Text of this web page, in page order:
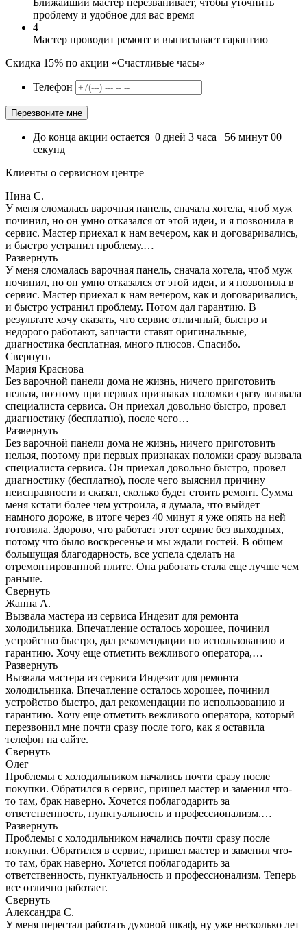
Ближайший мастер перезванивает, чтобы уточнить
проблему и удобное для вас время
4
Мастер проводит ремонт и выписывает гарантию
Скидка 15% по акции «Счастливые часы»
Телефон
До конца акции остается 0 дней 3 часа 56 минут 00
секунд
Клиенты о сервисном центре
Нина С.
У меня сломалась варочная панель, сначала хотела, чтоб муж
починил, но он умно отказался от этой идеи, и я позвонила в
сервис. Мастер приехал к нам вечером, как и договаривались,
и быстро устранил проблему.…
Развернуть
У меня сломалась варочная панель, сначала хотела, чтоб муж
починил, но он умно отказался от этой идеи, и я позвонила в
сервис. Мастер приехал к нам вечером, как и договаривались,
и быстро устранил проблему. Потом дал гарантию. В
результате хочу сказать, что сервис отличный, быстро и
недорого работают, запчасти ставят оригинальные,
диагностика бесплатная, много плюсов. Спасибо.
Свернуть
Мария Краснова
Без варочной панели дома не жизнь, ничего приготовить
нельзя, поэтому при первых признаках поломки сразу вызвала
специалиста сервиса. Он приехал довольно быстро, провел
диагностику (бесплатно), после чего…
Развернуть
Без варочной панели дома не жизнь, ничего приготовить
нельзя, поэтому при первых признаках поломки сразу вызвала
специалиста сервиса. Он приехал довольно быстро, провел
диагностику (бесплатно), после чего выяснил причину
неисправности и сказал, сколько будет стоить ремонт. Сумма
меня кстати более чем устроила, я думала, что выйдет
намного дороже, в итоге через 40 минут я уже опять на ней
готовила. Здорово, что работает этот сервис без выходных,
потому что было воскресенье и мы ждали гостей. В общем
большущая благодарность, все успела сделать на
отремонтированной плите. Она работать стала еще лучше чем
раньше.
Свернуть
Жанна А.
Вызвала мастера из сервиса Индезит для ремонта
холодильника. Впечатление осталось хорошее, починил
устройство быстро, дал рекомендации по использованию и
гарантию. Хочу еще отметить вежливого оператора,…
Развернуть
Вызвала мастера из сервиса Индезит для ремонта
холодильника. Впечатление осталось хорошее, починил
устройство быстро, дал рекомендации по использованию и
гарантию. Хочу еще отметить вежливого оператора, который
перезвонил мне почти сразу после того, как я оставила
телефон на сайте.
Свернуть
Олег
Проблемы с холодильником начались почти сразу после
покупки. Обратился в сервис, пришел мастер и заменил что-
то там, брак наверно. Хочется поблагодарить за
ответственность, пунктуальность и профессионализм.…
Развернуть
Проблемы с холодильником начались почти сразу после
покупки. Обратился в сервис, пришел мастер и заменил что-
то там, брак наверно. Хочется поблагодарить за
ответственность, пунктуальность и профессионализм. Теперь
все отлично работает.
Свернуть
Александра С.
У меня перестал работать духовой шкаф, ну уже несколько лет